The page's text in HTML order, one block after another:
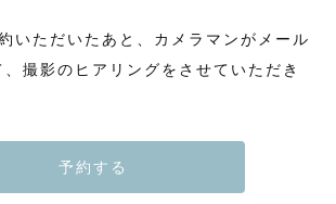
いただいたあと、カメラマンがメール
撮影のヒアリングをさせていただき
予約する